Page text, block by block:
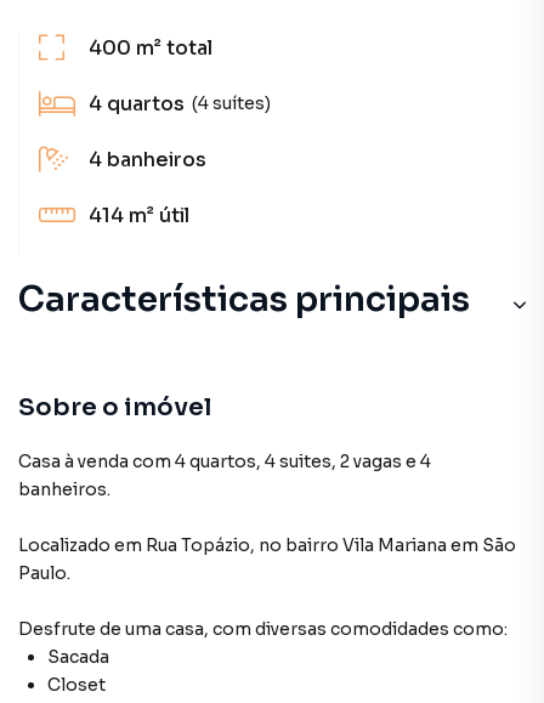
400 m²total
4 quartos (4 suítes)
4 banheiros
414 m² útil
Características principais
Sobre o imóvel
Casa à venda com 4 quartos, 4 suites, 2 vagas e 4
banheiros.
Localizado em Rua Topázio, no bairro Vila Mariana em São
Paulo.
Desfrute de uma casa, com diversas comodidades como:
Sacada
Closet